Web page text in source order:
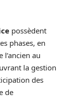
possèdent
phases, en
au
la gestion
des
de